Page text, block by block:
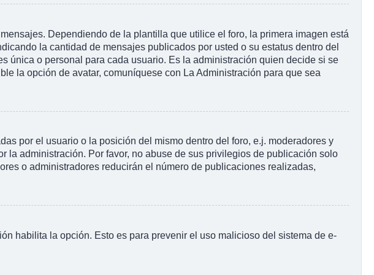
Dependiendo de la plantilla que utilice el foro, la primera imagen está
la cantidad de mensajes publicados por usted o su estatus dentro del
única o personal para cada usuario. Es la administración quien decide si se
la opción de avatar, comuníquese con La Administración para que sea
por el usuario o la posición del mismo dentro del foro, e.j. moderadores y
la administración. Por favor, no abuse de sus privilegios de publicación solo
o administradores reducirán el número de publicaciones realizadas,
habilita la opción. Esto es para prevenir el uso malicioso del sistema de e-